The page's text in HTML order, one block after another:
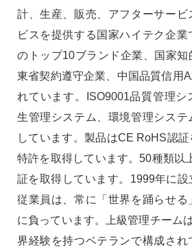
計、生産、販売、アフターサービ
ビスを提供する国家ハイテク企業
のトップ10ブランド企業、国家
東省契約遵守企業、中国品質信用
れています。ISO9001品質管理シ
生管理システム、環境管理システ
しています。製品はCE RoHS認
特許を取得しています。50種類以
証を取得しています。1999年に
従業員は、常に「世界を踊らせる
に負っています。上級管理チーム
界経験を持つベテランで構成され